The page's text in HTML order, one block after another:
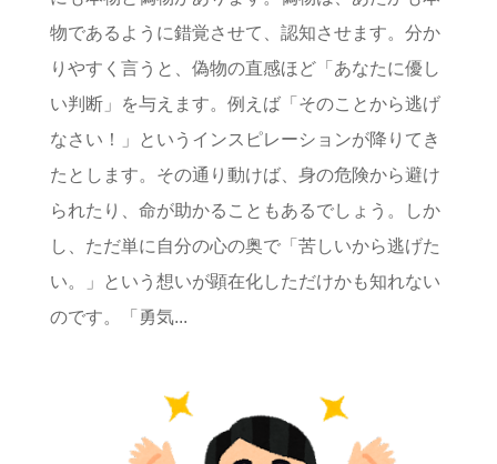
物であるように錯覚させて、認知させます。分か
りやすく言うと、偽物の直感ほど「あなたに優し
い判断」を与えます。例えば「そのことから逃げ
なさい！」というインスピレーションが降りてき
たとします。その通り動けば、身の危険から避け
られたり、命が助かることもあるでしょう。しか
し、ただ単に自分の心の奥で「苦しいから逃げた
い。」という想いが顕在化しただけかも知れない
のです。「勇気...